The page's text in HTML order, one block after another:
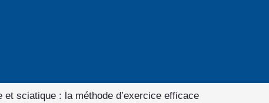
et sciatique : la méthode d’exercice efficace